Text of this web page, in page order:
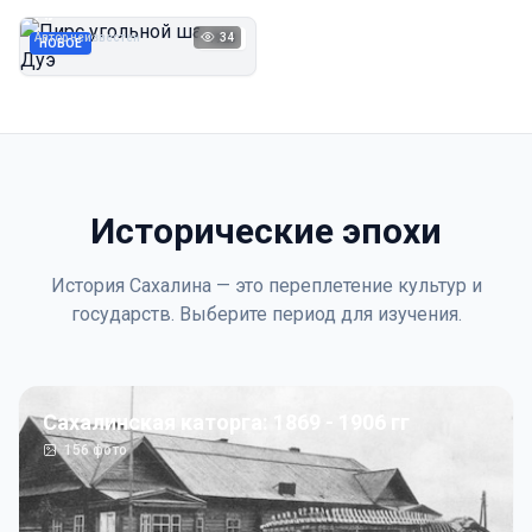
НОВОЕ 1923
Автор неизвестен 34
Исторические эпохи
История Сахалина — это переплетение культур и
государств. Выберите период для изучения.
Сахалинская каторга: 1869 - 1906 гг
156фото